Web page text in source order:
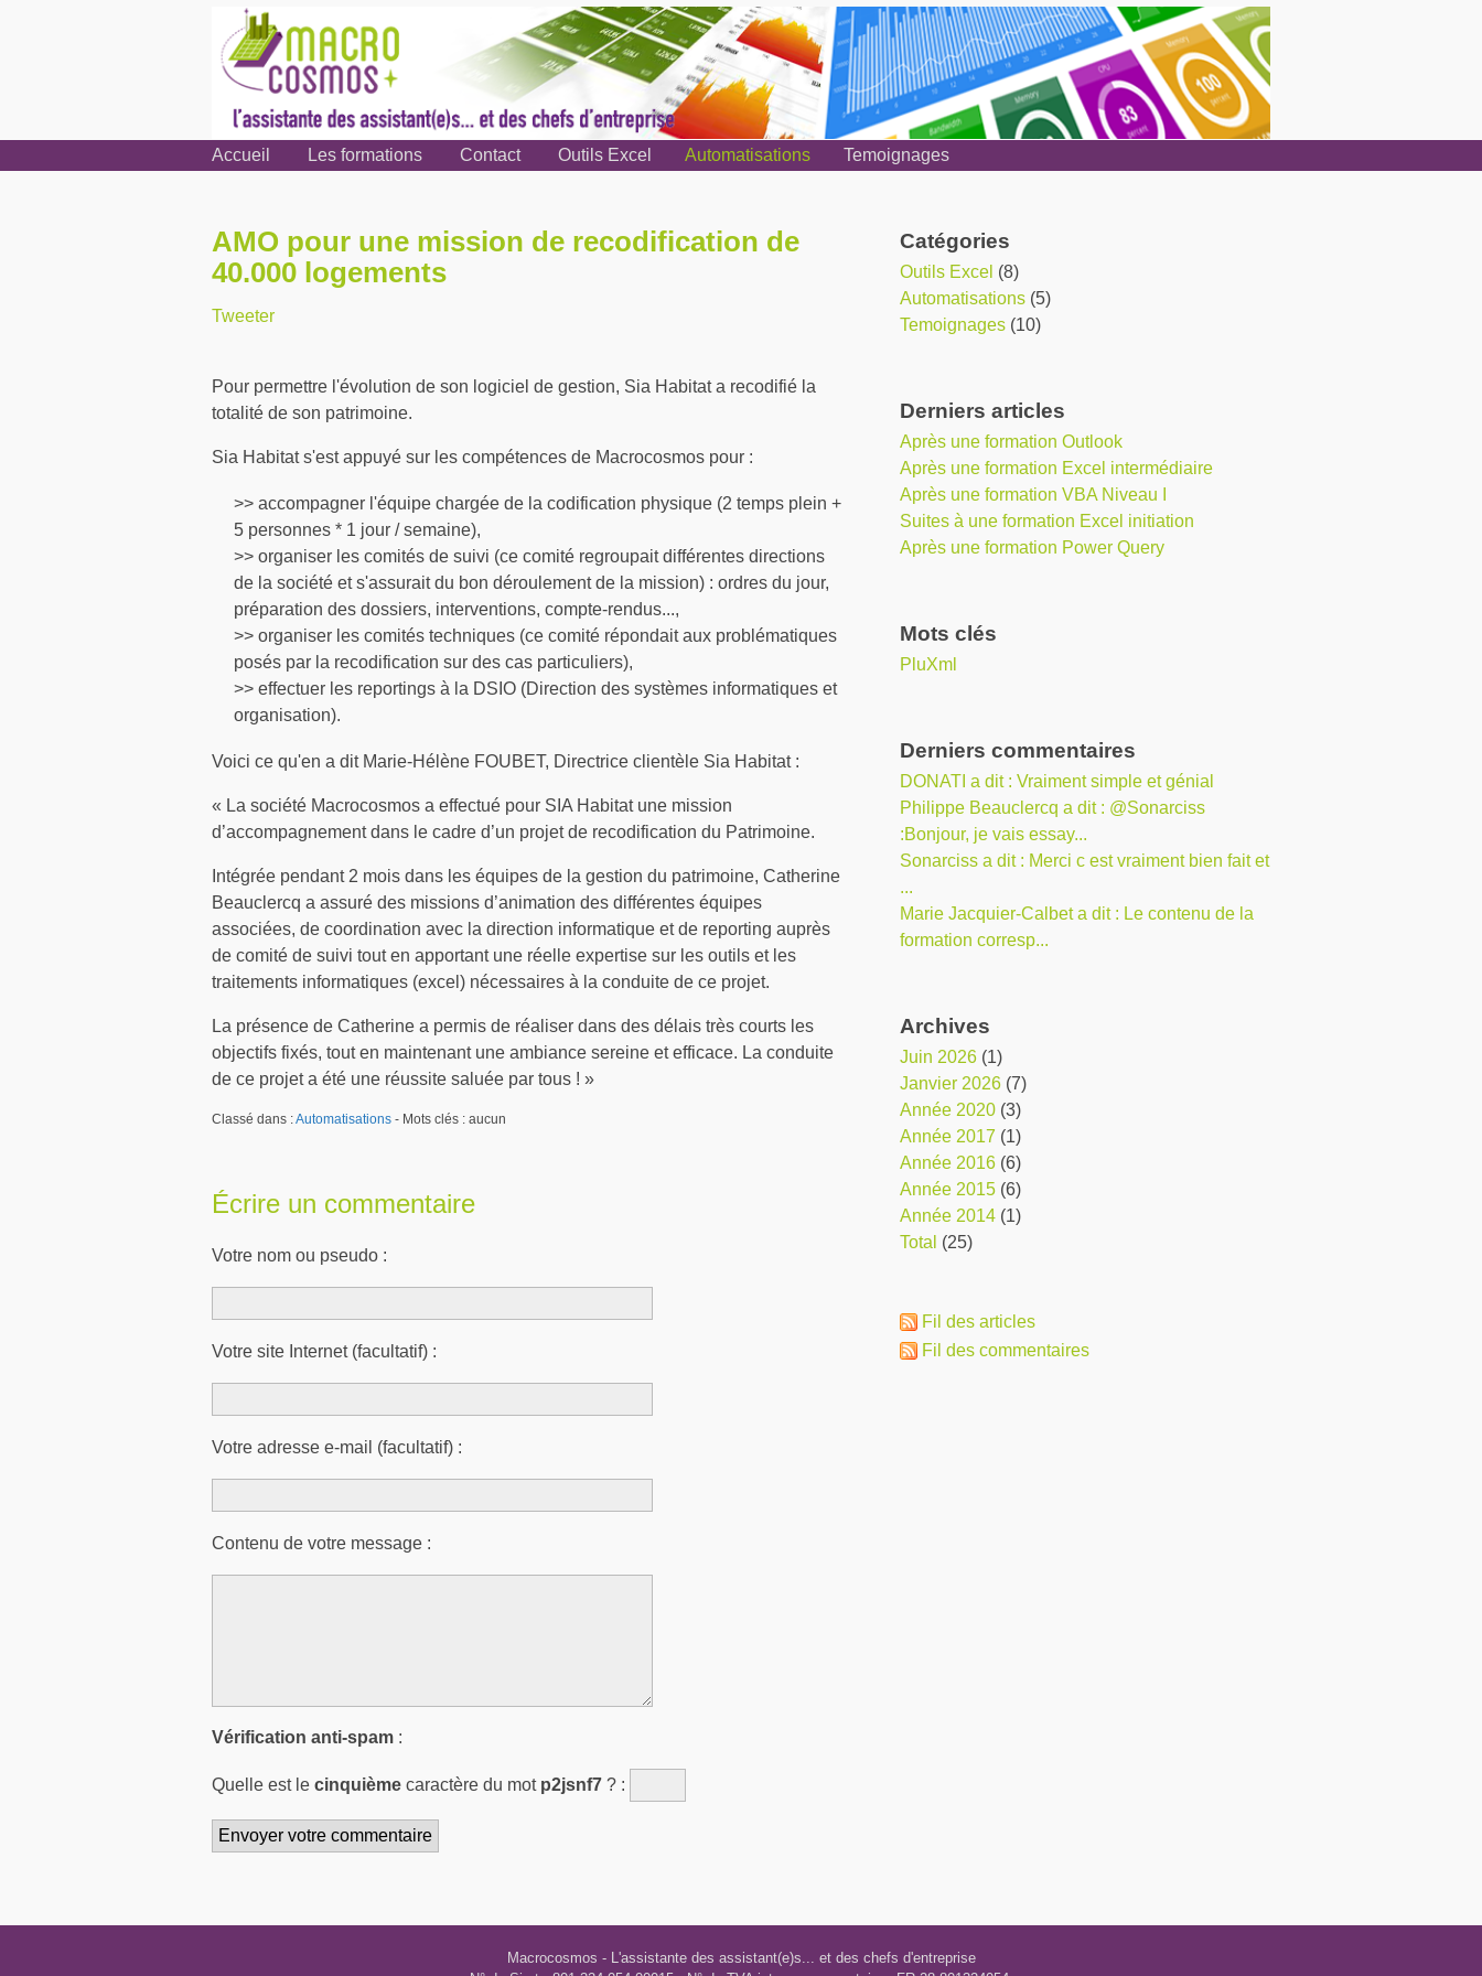
Accueil Les formations Contact Outils Excel Automatisations Temoignages
AMO pour une mission de recodification de
40.000 logements
Tweeter
Pour permettre l'évolution de son logiciel de gestion, Sia Habitat a recodifié la
totalité de son patrimoine.
Sia Habitat s'est appuyé sur les compétences de Macrocosmos pour :
>> accompagner l'équipe chargée de la codification physique (2 temps plein +
5 personnes * 1 jour / semaine),
>> organiser les comités de suivi (ce comité regroupait différentes directions
de la société et s'assurait du bon déroulement de la mission) : ordres du jour,
préparation des dossiers, interventions, compte-rendus...,
>> organiser les comités techniques (ce comité répondait aux problématiques
posés par la recodification sur des cas particuliers),
>> effectuer les reportings à la DSIO (Direction des systèmes informatiques et
organisation).
Voici ce qu'en a dit Marie-Hélène FOUBET, Directrice clientèle Sia Habitat :
« La société Macrocosmos a effectué pour SIA Habitat une mission
d’accompagnement dans le cadre d’un projet de recodification du Patrimoine.
Intégrée pendant 2 mois dans les équipes de la gestion du patrimoine, Catherine
Beauclercq a assuré des missions d’animation des différentes équipes
associées, de coordination avec la direction informatique et de reporting auprès
de comité de suivi tout en apportant une réelle expertise sur les outils et les
traitements informatiques (excel) nécessaires à la conduite de ce projet.
La présence de Catherine a permis de réaliser dans des délais très courts les
objectifs fixés, tout en maintenant une ambiance sereine et efficace. La conduite
de ce projet a été une réussite saluée par tous ! »
Classé dans :Automatisations - Mots clés : aucun
Écrire un commentaire
Votre nom ou pseudo :
Votre site Internet (facultatif) :
Votre adresse e-mail (facultatif) :
Contenu de votre message :
Vérification anti-spam :
Quelle est le cinquième caractère du mot p2jsnf7 ? :
Catégories
Outils Excel (8)
Automatisations (5)
Temoignages (10)
Derniers articles
Après une formation Outlook
Après une formation Excel intermédiaire
Après une formation VBA Niveau I
Suites à une formation Excel initiation
Après une formation Power Query
Mots clés
PluXml
Derniers commentaires
DONATI a dit : Vraiment simple et génial
Philippe Beauclercq a dit : @Sonarciss
:Bonjour, je vais essay...
Sonarciss a dit : Merci c est vraiment bien fait et
...
Marie Jacquier-Calbet a dit : Le contenu de la
formation corresp...
Archives
juin 2026 (1)
janvier 2026 (7)
année 2020 (3)
année 2017 (1)
année 2016 (6)
année 2015 (6)
année 2014 (1)
total (25)
Fil des articles
Fil des commentaires
Macrocosmos - L'assistante des assistant(e)s... et des chefs d'entreprise